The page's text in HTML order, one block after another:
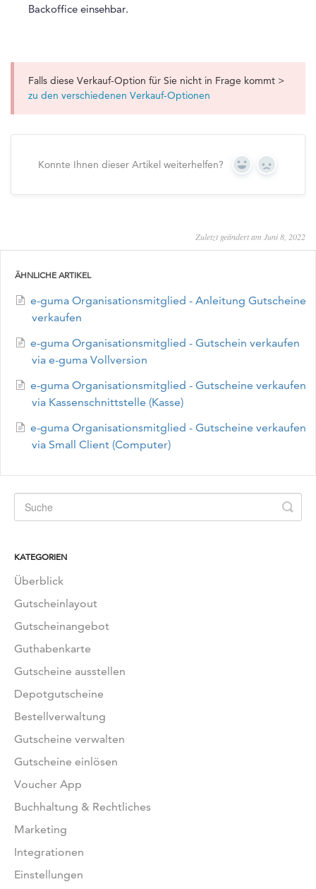
Backoffice einsehbar.
Falls diese Verkauf-Option für Sie nicht in Frage kommt >
zu den verschiedenen Verkauf-Optionen
Konnte Ihnen dieser Artikel weiterhelfen? Yes No
Zuletzt geändert am Juni 8, 2022
ÄHNLICHE ARTIKEL
e-guma Organisationsmitglied - Anleitung Gutscheine
verkaufen
e-guma Organisationsmitglied - Gutschein verkaufen
via e-guma Vollversion
e-guma Organisationsmitglied - Gutscheine verkaufen
via Kassenschnittstelle (Kasse)
e-guma Organisationsmitglied - Gutscheine verkaufen
via Small Client (Computer)
KATEGORIEN
Überblick
Gutscheinlayout
Gutscheinangebot
Guthabenkarte
Gutscheine ausstellen
Depotgutscheine
Bestellverwaltung
Gutscheine verwalten
Gutscheine einlösen
Voucher App
Buchhaltung & Rechtliches
Marketing
Integrationen
Einstellungen